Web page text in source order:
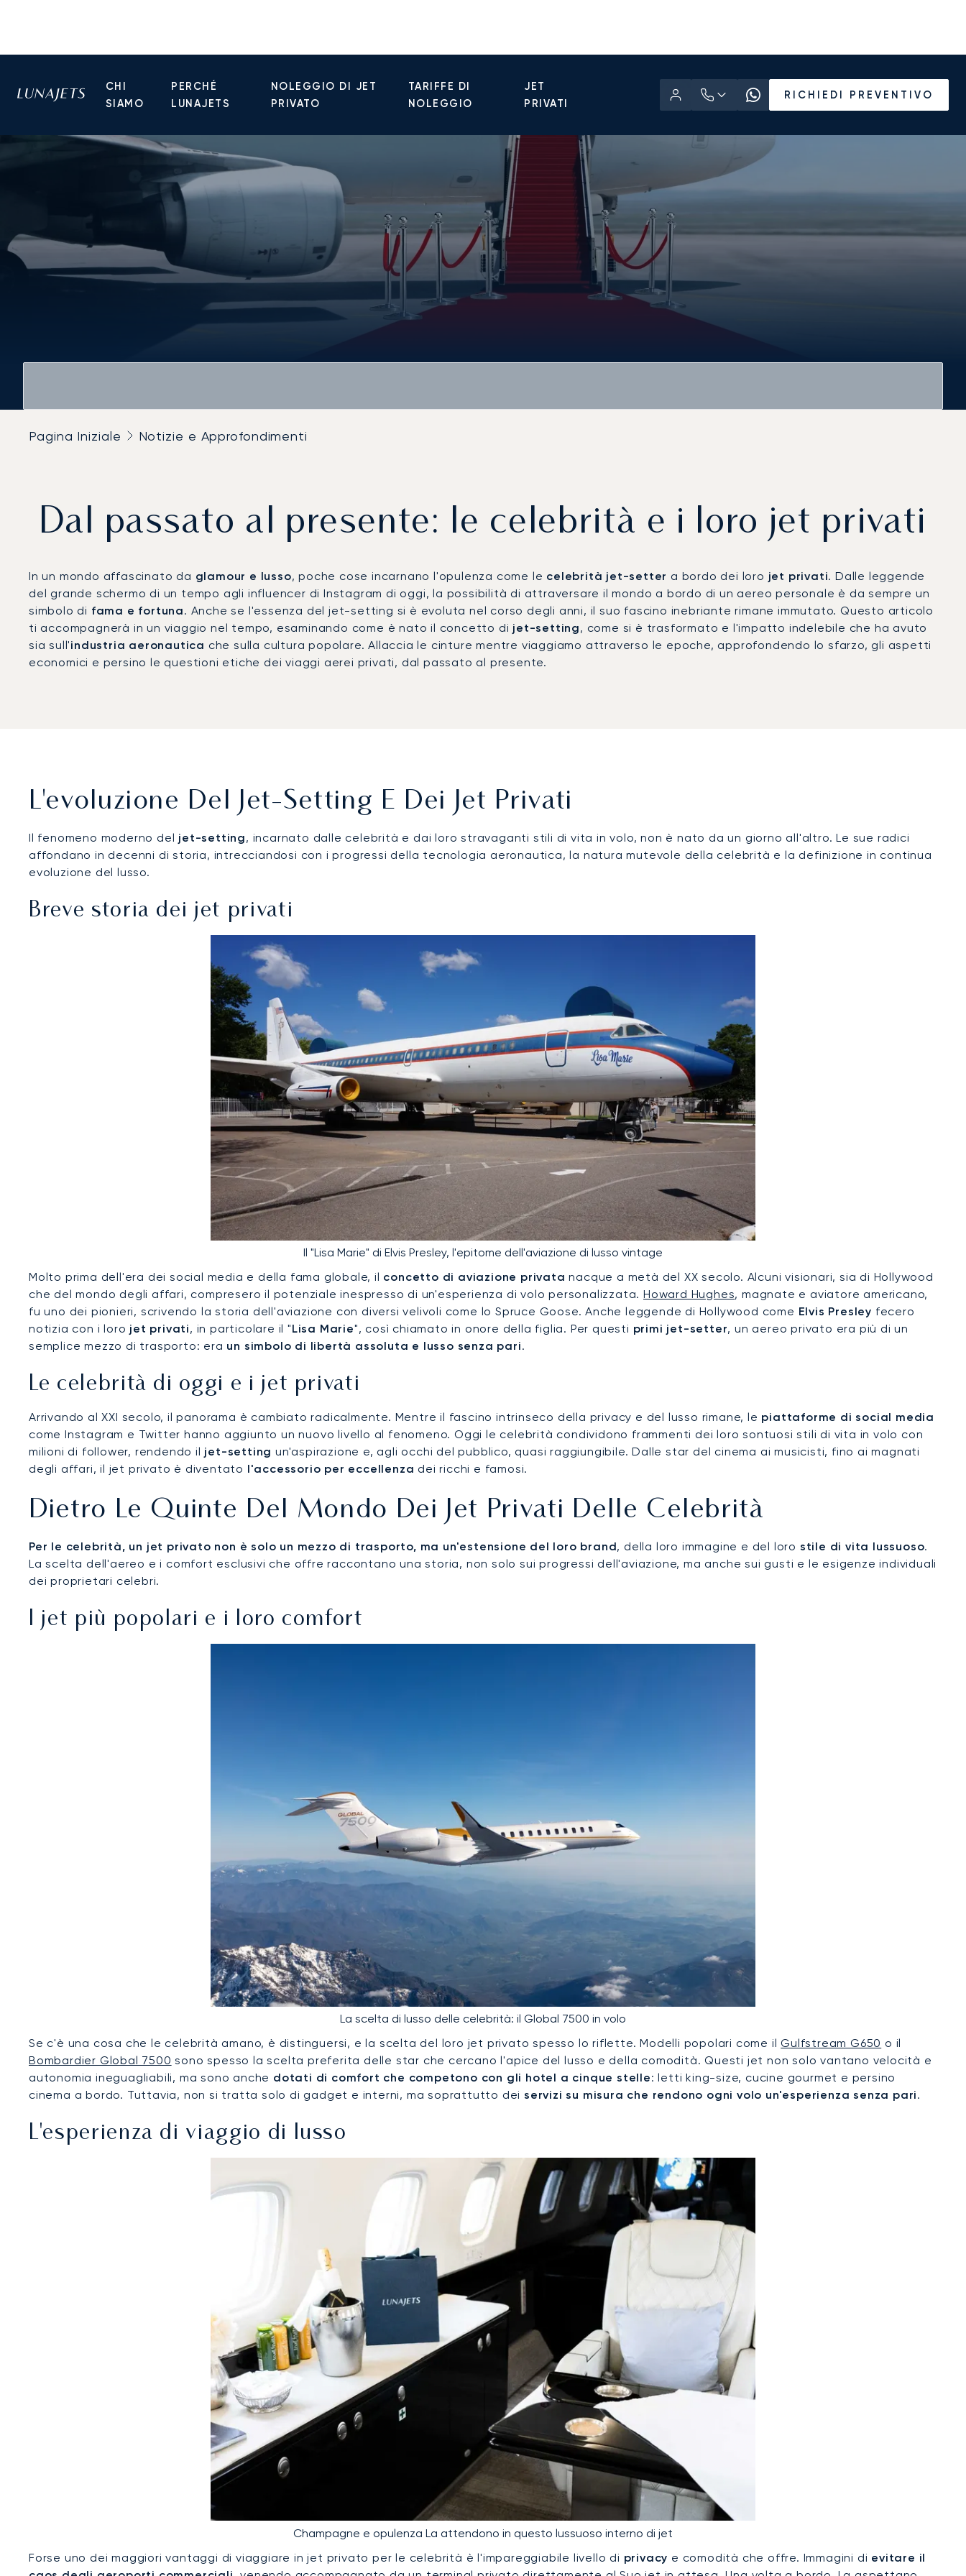
CHI
SIAMO
PERCHÉ
LUNAJETS
NOLEGGIO DI JET
PRIVATO
TARIFFE DI
NOLEGGIO
JET
PRIVATI
RICHIEDI PREVENTIVO
Pagina Iniziale Notizie e Approfondimenti
Dal passato al presente: le celebrità e i loro jet privati
In un mondo affascinato da glamour e lusso, poche cose incarnano l'opulenza come le celebrità jet-setter a bordo dei loro jet privati. Dalle leggende
del grande schermo di un tempo agli influencer di Instagram di oggi, la possibilità di attraversare il mondo a bordo di un aereo personale è da sempre un
simbolo di fama e fortuna. Anche se l'essenza del jet-setting si è evoluta nel corso degli anni, il suo fascino inebriante rimane immutato. Questo articolo
ti accompagnerà in un viaggio nel tempo, esaminando come è nato il concetto di jet-setting, come si è trasformato e l'impatto indelebile che ha avuto
sia sull'industria aeronautica che sulla cultura popolare. Allaccia le cinture mentre viaggiamo attraverso le epoche, approfondendo lo sfarzo, gli aspetti
economici e persino le questioni etiche dei viaggi aerei privati, dal passato al presente.
L'evoluzione Del Jet-Setting E Dei Jet Privati
Il fenomeno moderno del jet-setting, incarnato dalle celebrità e dai loro stravaganti stili di vita in volo, non è nato da un giorno all'altro. Le sue radici
affondano in decenni di storia, intrecciandosi con i progressi della tecnologia aeronautica, la natura mutevole della celebrità e la definizione in continua
evoluzione del lusso.
Breve storia dei jet privati
Il "Lisa Marie" di Elvis Presley, l'epitome dell'aviazione di lusso vintage
Molto prima dell'era dei social media e della fama globale, il concetto di aviazione privata nacque a metà del XX secolo. Alcuni visionari, sia di Hollywood
che del mondo degli affari, compresero il potenziale inespresso di un'esperienza di volo personalizzata. Howard Hughes, magnate e aviatore americano,
fu uno dei pionieri, scrivendo la storia dell'aviazione con diversi velivoli come lo Spruce Goose. Anche leggende di Hollywood come Elvis Presley fecero
notizia con i loro jet privati, in particolare il "Lisa Marie", così chiamato in onore della figlia. Per questi primi jet-setter, un aereo privato era più di un
semplice mezzo di trasporto: era un simbolo di libertà assoluta e lusso senza pari.
Le celebrità di oggi e i jet privati
Arrivando al XXI secolo, il panorama è cambiato radicalmente. Mentre il fascino intrinseco della privacy e del lusso rimane, le piattaforme di social media
come Instagram e Twitter hanno aggiunto un nuovo livello al fenomeno. Oggi le celebrità condividono frammenti dei loro sontuosi stili di vita in volo con
milioni di follower, rendendo il jet-setting un'aspirazione e, agli occhi del pubblico, quasi raggiungibile. Dalle star del cinema ai musicisti, fino ai magnati
degli affari, il jet privato è diventato l'accessorio per eccellenza dei ricchi e famosi.
Dietro Le Quinte Del Mondo Dei Jet Privati Delle Celebrità
Per le celebrità, un jet privato non è solo un mezzo di trasporto, ma un'estensione del loro brand, della loro immagine e del loro stile di vita lussuoso.
La scelta dell'aereo e i comfort esclusivi che offre raccontano una storia, non solo sui progressi dell'aviazione, ma anche sui gusti e le esigenze individuali
dei proprietari celebri.
I jet più popolari e i loro comfort
La scelta di lusso delle celebrità: il Global 7500 in volo
Se c'è una cosa che le celebrità amano, è distinguersi, e la scelta del loro jet privato spesso lo riflette. Modelli popolari come ilGulfstream G650 o il
Bombardier Global 7500 sono spesso la scelta preferita delle star che cercano l'apice del lusso e della comodità. Questi jet non solo vantano velocità e
autonomia ineguagliabili, ma sono anche dotati di comfort che competono con gli hotel a cinque stelle: letti king-size, cucine gourmet e persino
cinema a bordo. Tuttavia, non si tratta solo di gadget e interni, ma soprattutto dei servizi su misura che rendono ogni volo un'esperienza senza pari.
L'esperienza di viaggio di lusso
Champagne e opulenza La attendono in questo lussuoso interno di jet
Forse uno dei maggiori vantaggi di viaggiare in jet privato per le celebrità è l'impareggiabile livello di privacy e comodità che offre. Immagini di evitare il